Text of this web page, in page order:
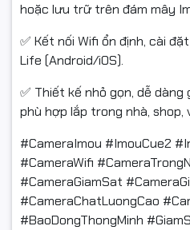
hoặc lưu trữ trên đám mây
✅ Kết nối Wifi ổn định, cài
Life (Android/iOS).
✅ Thiết kế nhỏ gọn, dễ
phù hợp lắp trong nhà, shop,
#CameraImou #ImouCue2
#CameraWifi
#CameraGiamSat
#CameraChatLuongCao
#BaoDongThongMinh